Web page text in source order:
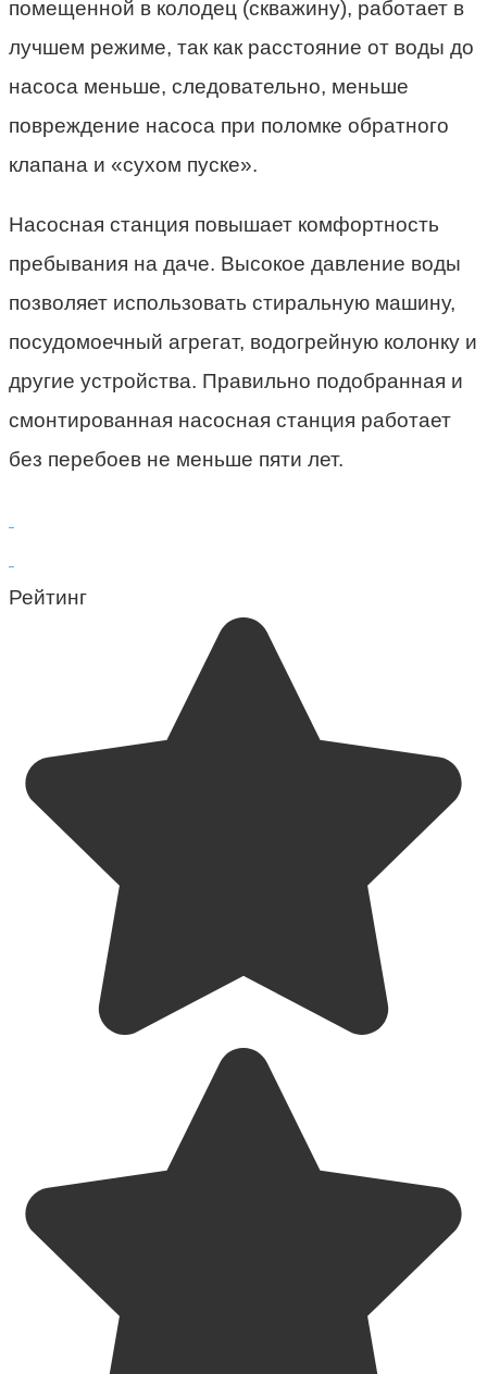
помещенной в колодец (скважину), работает в
лучшем режиме, так как расстояние от воды до
насоса меньше, следовательно, меньше
повреждение насоса при поломке обратного
клапана и «сухом пуске».
Насосная станция повышает комфортность
пребывания на даче. Высокое давление воды
позволяет использовать стиральную машину,
посудомоечный агрегат, водогрейную колонку и
другие устройства. Правильно подобранная и
смонтированная насосная станция работает
без перебоев не меньше пяти лет.
Рейтинг